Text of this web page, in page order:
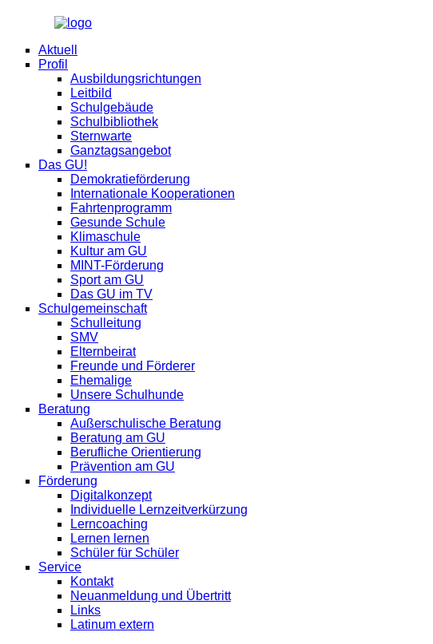
Aktuell
Profil
Ausbildungsrichtungen
Leitbild
Schulgebäude
Schulbibliothek
Sternwarte
Ganztagsangebot
Das GU!
Demokratieförderung
Internationale Kooperationen
Fahrtenprogramm
Gesunde Schule
Klimaschule
Kultur am GU
MINT-Förderung
Sport am GU
Das GU im TV
Schulgemeinschaft
Schulleitung
SMV
Elternbeirat
Freunde und Förderer
Ehemalige
Unsere Schulhunde
Beratung
Außerschulische Beratung
Beratung am GU
Berufliche Orientierung
Prävention am GU
Förderung
Digitalkonzept
Individuelle Lernzeitverkürzung
Lerncoaching
Lernen lernen
Schüler für Schüler
Service
Kontakt
Neuanmeldung und Übertritt
Links
Latinum extern